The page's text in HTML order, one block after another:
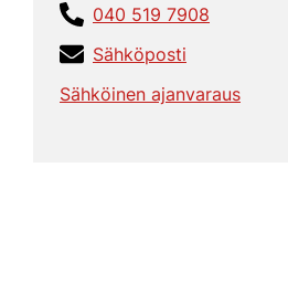
040 519 7908
Sähköposti
Sähköinen ajanvaraus